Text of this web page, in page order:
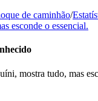
de caminhão/
esconde o essencial.
mostra tudo, mas